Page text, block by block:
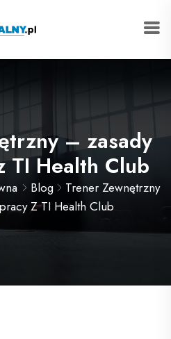
– zasady
TI Health Club
Blog
Trener Zewnętrzny
Z TI Health Club